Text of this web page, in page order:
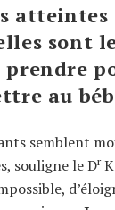
atteintes
sont
prendre
au
semblent
souligne le Dr